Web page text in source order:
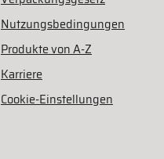
Nutzungsbedingungen
Produkte von A-Z
Karriere
Cookie-Einstellungen